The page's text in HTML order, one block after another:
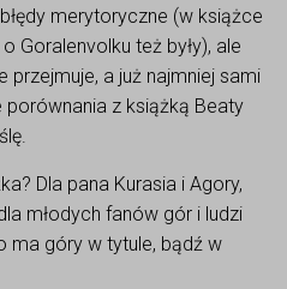
merytoryczne (w książce
Goralenvolku też były), ale
przejmuje, a już najmniej sami
porównania z książką Beaty
Dla pana Kurasia i Agory,
młodych fanów gór i ludzi
ma góry w tytule, bądź w